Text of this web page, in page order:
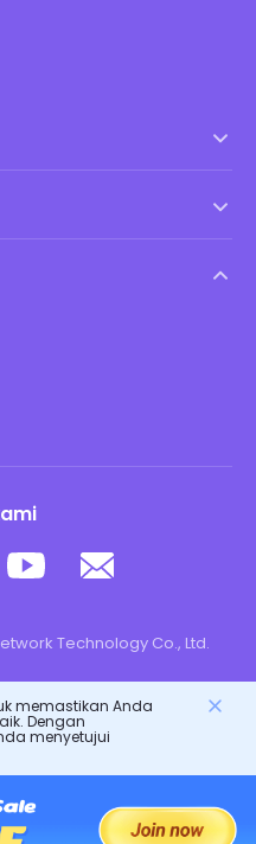
Technology Co., Ltd.
memastikan Anda
Dengan
menyetujui